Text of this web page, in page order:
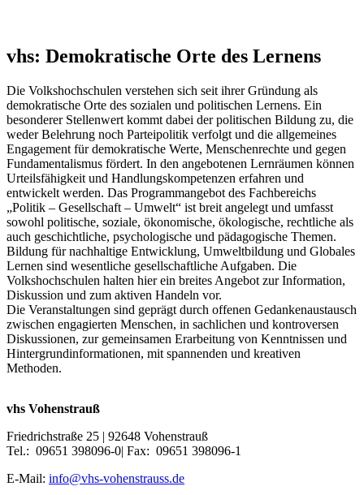
vhs: Demokratische Orte des Lernens
Die Volkshochschulen verstehen sich seit ihrer Gründung als
demokratische Orte des sozialen und politischen Lernens. Ein
besonderer Stellenwert kommt dabei der politischen Bildung zu, die
weder Belehrung noch Parteipolitik verfolgt und die allgemeines
Engagement für demokratische Werte, Menschenrechte und gegen
Fundamentalismus fördert. In den angebotenen Lernräumen können
Urteilsfähigkeit und Handlungskompetenzen erfahren und
entwickelt werden. Das Programmangebot des Fachbereichs
„Politik – Gesellschaft – Umwelt“ ist breit angelegt und umfasst
sowohl politische, soziale, ökonomische, ökologische, rechtliche als
auch geschichtliche, psychologische und pädagogische Themen.
Bildung für nachhaltige Entwicklung, Umweltbildung und Globales
Lernen sind wesentliche gesellschaftliche Aufgaben. Die
Volkshochschulen halten hier ein breites Angebot zur Information,
Diskussion und zum aktiven Handeln vor.
Die Veranstaltungen sind geprägt durch offenen Gedankenaustausch
zwischen engagierten Menschen, in sachlichen und kontroversen
Diskussionen, zur gemeinsamen Erarbeitung von Kenntnissen und
Hintergrundinformationen, mit spannenden und kreativen
Methoden.
vhs Vohenstrauß
Friedrichstraße 25 | 92648 Vohenstrauß
Tel.: 09651 398096-0| Fax: 09651 398096-1
E-Mail: info@vhs-vohenstrauss.de